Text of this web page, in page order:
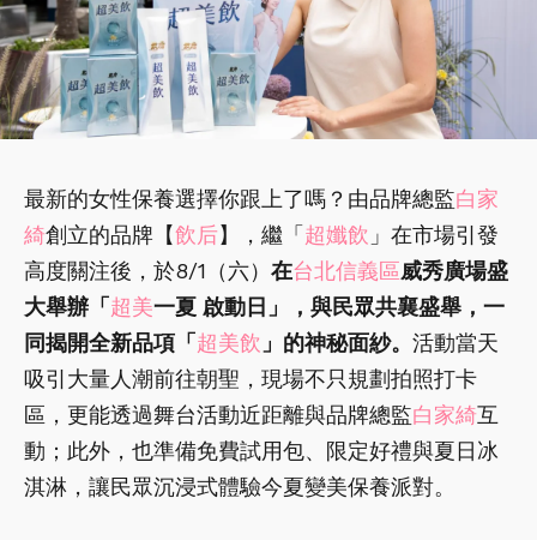
最新的女性保養選擇你跟上了嗎？由品牌總監白家
綺創立的品牌【飲后】，繼「 超孅飲 」在市場引發
高度關注後，於8/1（六） 在台北信義區威秀廣場盛
大舉辦「 超美一夏 啟動日」，與民眾共襄盛舉，一
同揭開全新品項「 超美飲 」的神秘面紗。 活動當天
吸引大量人潮前往朝聖，現場不只規劃拍照打卡
區，更能透過舞台活動近距離與品牌總監白家綺互
動；此外，也準備免費試用包、限定好禮與夏日冰
淇淋，讓民眾沉浸式體驗今夏變美保養派對。